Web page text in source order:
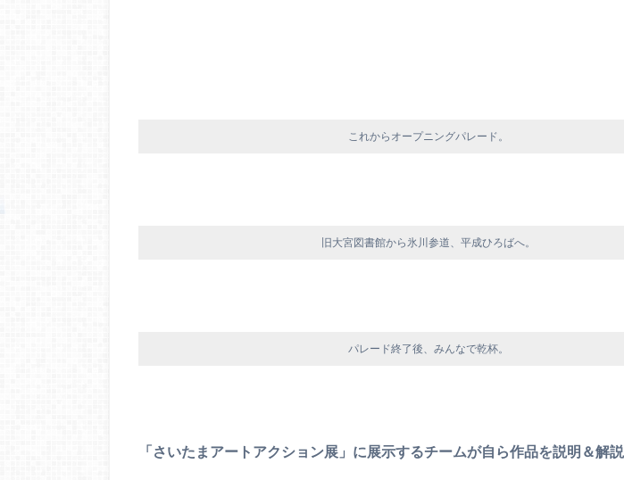
これからオープニングパレード。
旧大宮図書館から氷川参道、平成ひろばへ。
パレード終了後、みんなで乾杯。
「さいたまアートアクション展」に展示するチームが自ら作品を説明＆解説